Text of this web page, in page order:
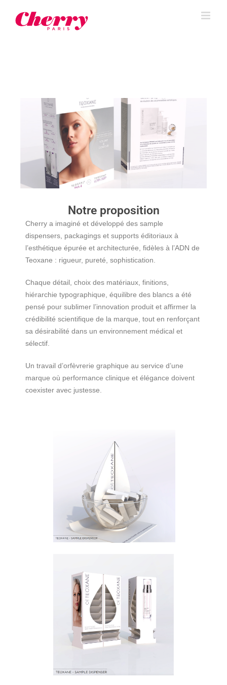
Notre proposition
Cherry a imaginé et développé des sample
dispensers, packagings et supports éditoriaux à
l’esthétique épurée et architecturée, fidèles à l’ADN de
Teoxane : rigueur, pureté, sophistication.
Chaque détail, choix des matériaux, finitions,
hiérarchie typographique, équilibre des blancs a été
pensé pour sublimer l’innovation produit et affirmer la
crédibilité scientifique de la marque, tout en renforçant
sa désirabilité dans un environnement médical et
sélectif.
Un travail d’orfèvrerie graphique au service d’une
marque où performance clinique et élégance doivent
coexister avec justesse.